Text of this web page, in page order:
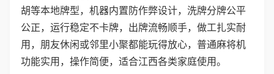
胡等本地牌型，机器内置防作弊设计，洗牌分牌公平
公正，运行稳定不卡牌，出牌流畅顺手，做工扎实耐
用，朋友休闲或邻里小聚都能玩得放心，普通麻将机
功能实用，操作简便，适合江西各类家庭使用。